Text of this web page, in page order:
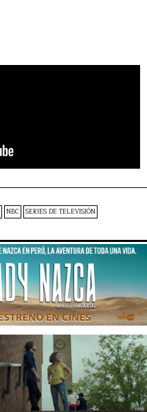
NBC SERIES DE TELEVISIÓN